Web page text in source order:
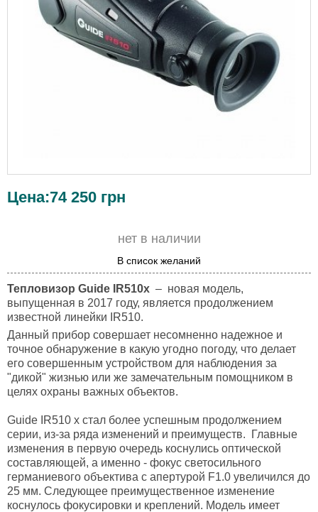
Цена:74 250 грн
нет в наличии
В список желаний
Тепловизор Guide IR510x – новая модель,
выпущенная в 2017 году, является продолжением
известной линейки IR510.
Данный прибор совершает несомненно надежное и
точное обнаружение в какую угодно погоду, что делает
его совершенным устройством для наблюдения за
"дикой" жизнью или же замечательным помощником в
целях охраны важных объектов.
Guide IR510 x стал более успешным продолжением
серии, из-за ряда изменений и преимуществ. Главные
изменения в первую очередь коснулись оптической
составляющей, а именно - фокус светосильного
германиевого объектива с апертурой F1.0 увеличился до
25 мм. Следующее преимущественное изменение
коснулось фокусировки и креплений. Модель имеет